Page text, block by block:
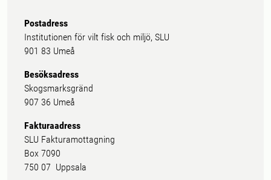
Postadress
Institutionen för vilt fisk och miljö, SLU
901 83 Umeå
Besöksadress
Skogsmarksgränd
907 36 Umeå
Fakturaadress
SLU Fakturamottagning
Box 7090
750 07 Uppsala